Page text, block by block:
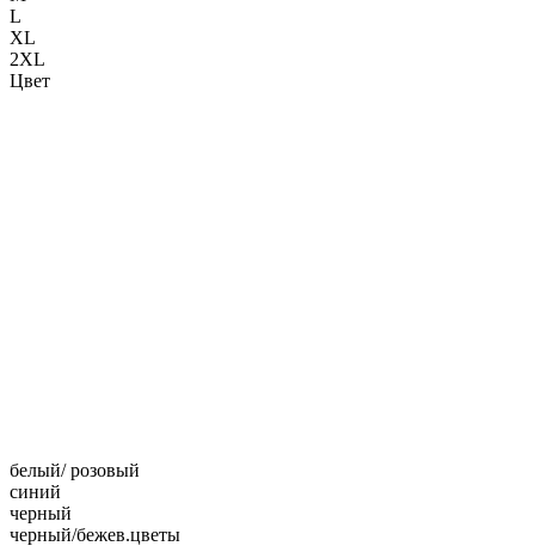
L
XL
2XL
Цвет
белый/ розовый
синий
черный
черный/бежев.цветы